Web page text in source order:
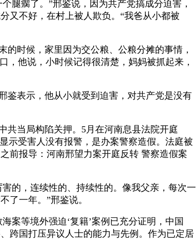
腿瘸了。”邢鉴说，因为共产党搞成分迫害，
又不好，在村上被人欺负。“我爸从小都被
时候，家里因为交公粮、公粮分摊的事情，
，他说，小时候记得很清楚，妈妈被抓起来，
鉴表示，他从小就受到迫害，对共产党是没有
共当局构陷关押。5月在河南息县法院开庭
示受害人没有报警，是办案警察造假。法庭被
前报导：河南邢望力案开庭反转 警察造假案
的，连续性的、持续性的。像我父亲，每次一
了一年。”邢鉴说。
案等境外强迫‘复籍’案例已充分证明，中国
跨国打压异议人士的能力与先例。作为已定居